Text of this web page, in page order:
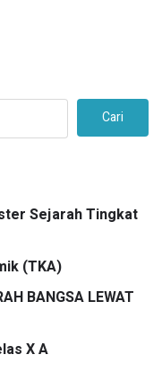
Cari
Sejarah Tingkat
(TKA)
BANGSA LEWAT
X A